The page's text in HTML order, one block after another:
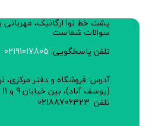
قابض، مدر و ضدانگل است.
طبع:گرم
این مجموعه پژوهشی از کود و
پشت خط نوا ارگانیک، مهربانی
سوالات شماست
تلفن پاسخگویی: 02191017805
آدرس: فروشگاه و دفتر مرکزی،
تلفن: 02188706323